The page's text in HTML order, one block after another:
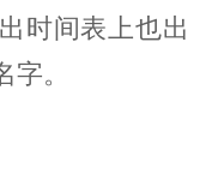
时间表上也出
字。